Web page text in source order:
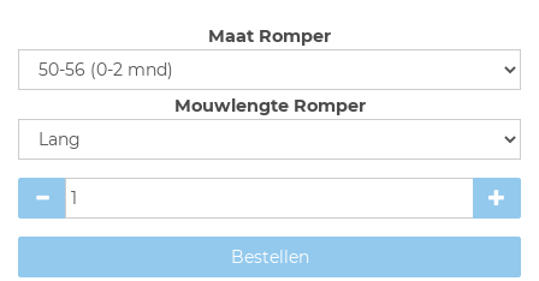
Maat Romper
Mouwlengte Romper